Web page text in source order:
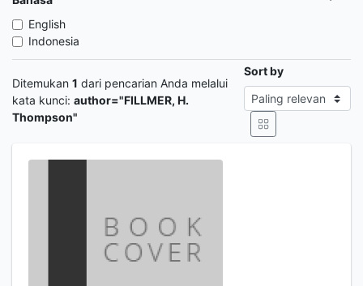
English
Indonesia
Ditemukan 1 dari pencarian Anda melalui
kata kunci: author="FILLMER, H.
Thompson"
Sort by